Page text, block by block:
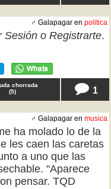
♂ Galapagar en politica
Sesión o Registrarte.
chorrada
(5) 1
♂ Galapagar en musica
ha molado lo de la
les caen las caretas
a uno que las
"Aparece
pensar. TQD